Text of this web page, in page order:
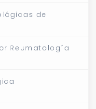
de
Reumatología